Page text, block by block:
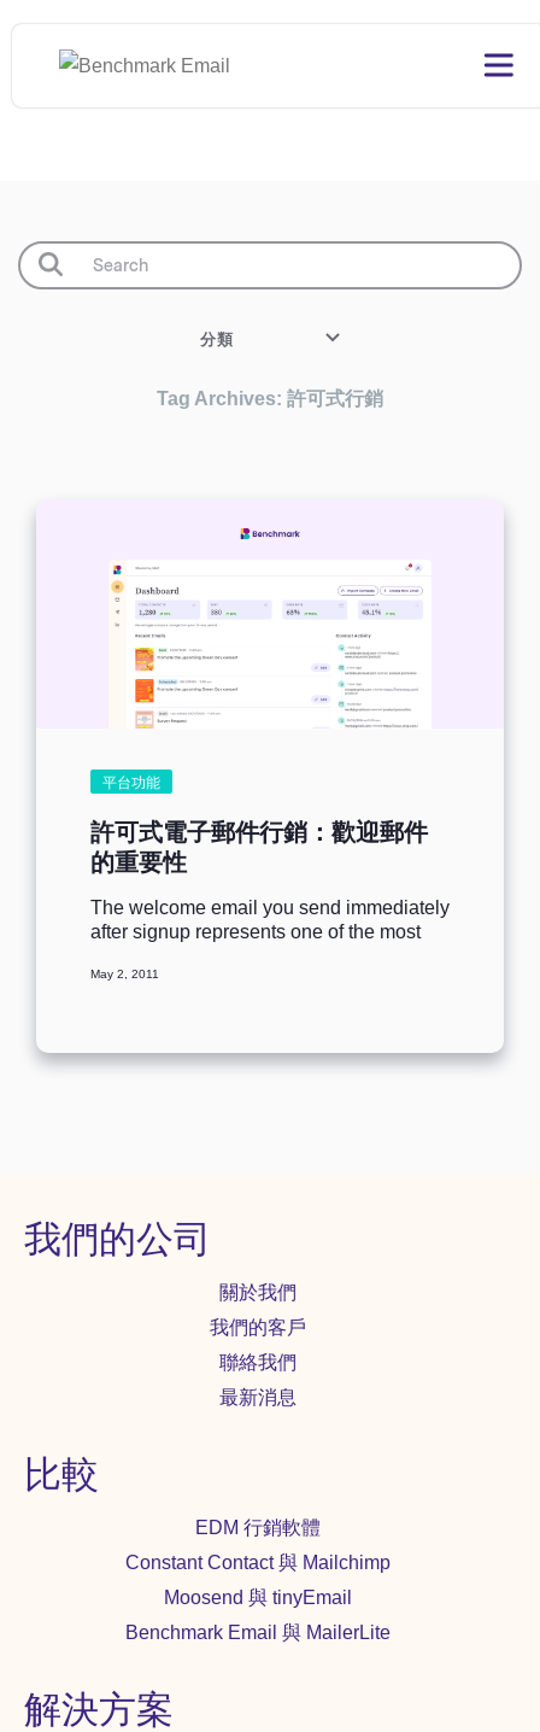
分類
Tag Archives: 許可式行銷
平台功能
許可式電子郵件行銷：歡迎郵件
的重要性
The welcome email you send immediately
after signup represents one of the most
the...
May 2, 2011
我們的公司
關於我們
我們的客戶
聯絡我們
最新消息
比較
EDM 行銷軟體
Constant Contact 與 Mailchimp
Moosend 與 tinyEmail
Benchmark Email 與 MailerLite
解決方案